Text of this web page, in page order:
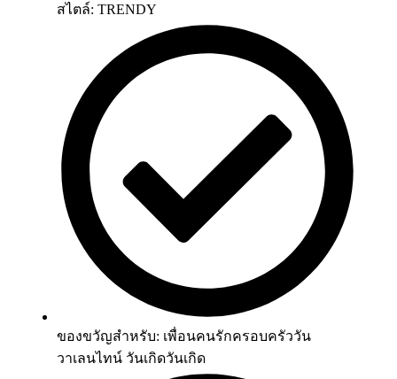
สไตล์: TRENDY
ของขวัญสำหรับ: เพื่อนคนรักครอบครัววัน
วาเลนไทน์ วันเกิดวันเกิด